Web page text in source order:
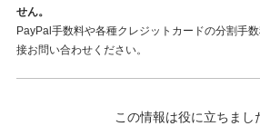
せん。
PayPal手数料や各種クレジットカードの分割手
接お問い合わせください。
この情報は役に立ちまし